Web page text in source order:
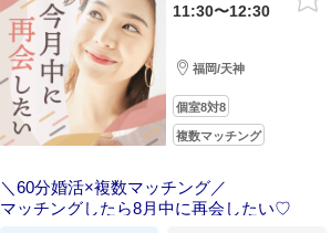
11:30〜12:30
福岡/天神
個室8対8
複数マッチング
＼60分婚活×複数マッチング／
マッチングしたら8月中に再会したい♡